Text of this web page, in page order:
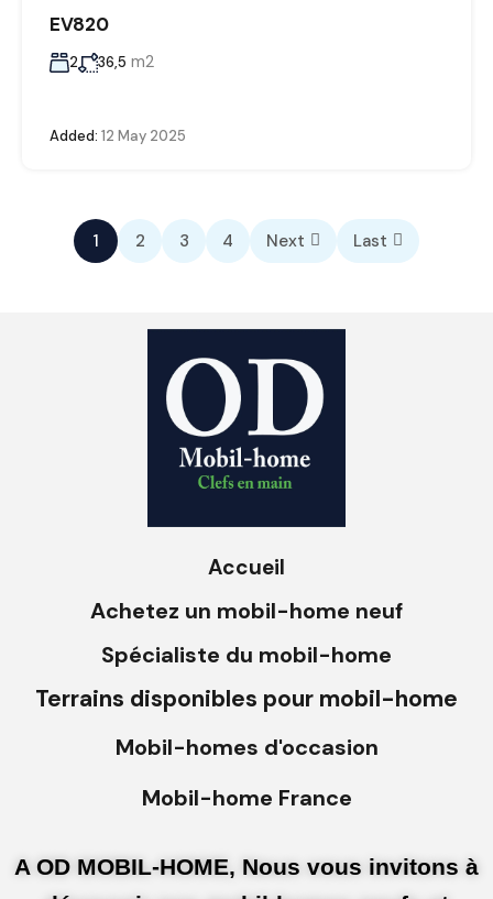
EV820
2 36,5 m2
Added: 12 May 2025
1 2 3 4 Next Last
Accueil
Achetez un mobil-home neuf
Spécialiste du mobil-home
Terrains disponibles pour mobil-home
Mobil-homes d'occasion
Mobil-home France
A OD MOBIL-HOME, Nous vous invitons à